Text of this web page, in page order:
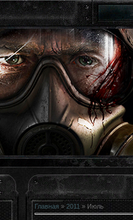
Зона -
Главная » 2011 » Июль